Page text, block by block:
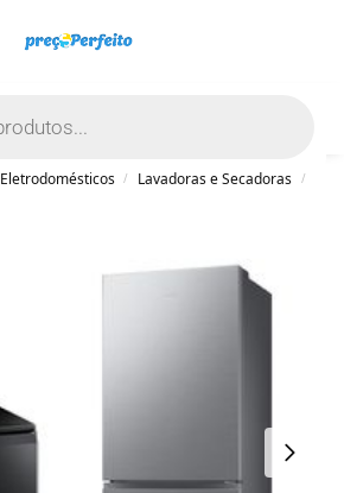
Eletrodomésticos / Lavadoras e Secadoras /